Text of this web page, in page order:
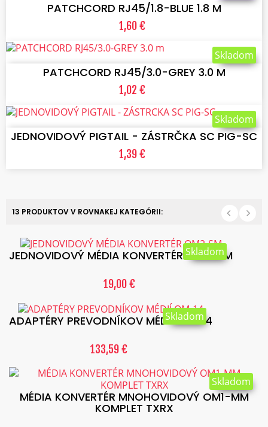
PATCHCORD RJ45/1.8-BLUE 1.8 M
1,60 €
VLOŽIŤ DO KOŠÍKA
PATCHCORD RJ45/3.0-GREY 3.0 M
1,02 €
Skladom
VLOŽIŤ DO KOŠÍKA
JEDNOVIDOVÝ PIGTAIL - ZÁSTRČKA SC PIG-SC
1,39 €
Skladom
13 PRODUKTOV V ROVNAKEJ KATEGÓRII:
JEDNOVIDOVÝ MÉDIA KONVERTÉR OM2-SM
19,00 €
Skladom
ADAPTÉRY PREVODNÍKOV MÉDIÍ OM-14
133,59 €
Skladom
MÉDIA KONVERTÉR MNOHOVIDOVÝ OM1-MM
KOMPLET TXRX
Skladom